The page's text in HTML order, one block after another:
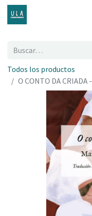
Todos los productos
O CONTO DA